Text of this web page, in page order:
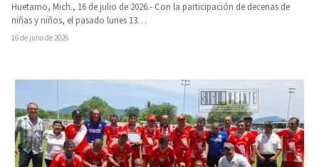
Huetamo, Mich., 16 de julio de 2026.- Con la participación de decenas de
niñas y niños, el pasado lunes 13…
16 de julio de 2026